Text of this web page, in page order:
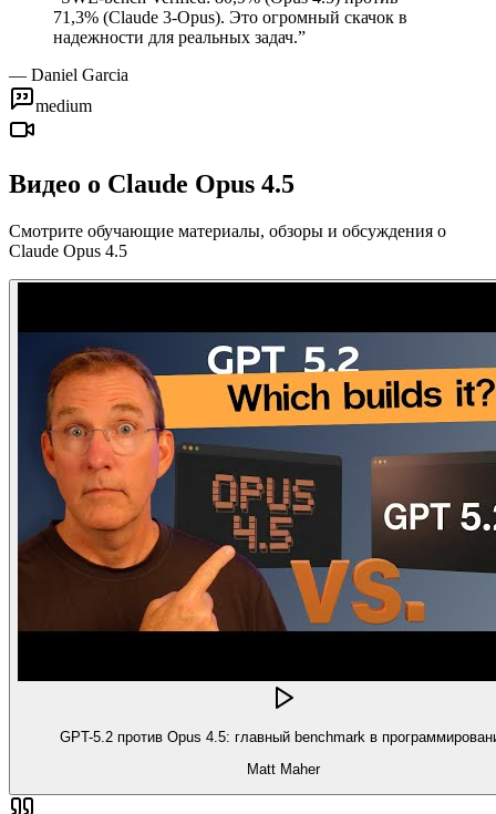
71,3% (Claude 3-Opus). Это огромный скачок в
надежности для реальных задач.”
— Daniel Garcia
medium
Видео о Claude Opus 4.5
Смотрите обучающие материалы, обзоры и обсуждения о
Claude Opus 4.5
GPT-5.2 против Opus 4.5: главный benchmark в
Matt Maher